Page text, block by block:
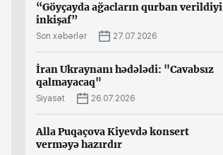
“Göyçayda ağacların qurban verildiyi
inkişaf”
Son xəbərlər 27.07.2026
İran Ukraynanı hədələdi: "Cavabsız
qalmayacaq"
Siyasət 26.07.2026
Alla Puqaçova Kiyevdə konsert
verməyə hazırdır